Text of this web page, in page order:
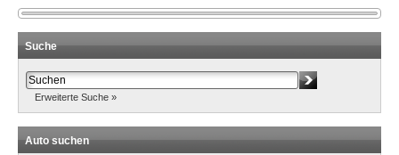
Suche
Erweiterte Suche »
Auto suchen